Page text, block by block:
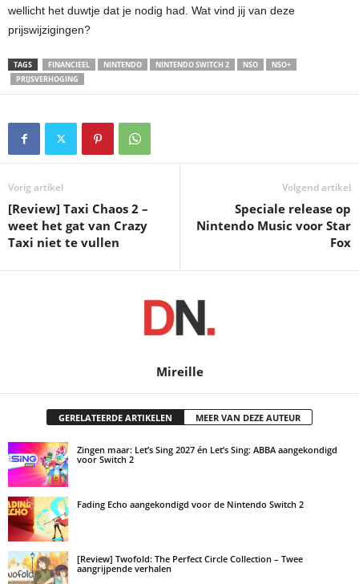
wellicht het duwtje dat je nodig had. Wat vind jij van deze
prijswijzigingen?
TAGS FINANCIEEL NINTENDO NINTENDO SWITCH 2 NSO
NSO+
PRIJSVERHOGING
Vorig artikel
[Review] Taxi Chaos 2 –
weet het gat van Crazy
Taxi niet te vullen
Volgend artikel
Speciale release op
Nintendo Music voor Star
Fox
Mireille
GERELATEERDE ARTIKELEN MEER VAN DEZE AUTEUR
Zingen maar: Let’s Sing 2027 én Let’s Sing: ABBA aangekondigd
voor Switch 2
Fading Echo aangekondigd voor de Nintendo Switch 2
[Review] Twofold: The Perfect Circle Collection – Twee
aangrijpende verhalen